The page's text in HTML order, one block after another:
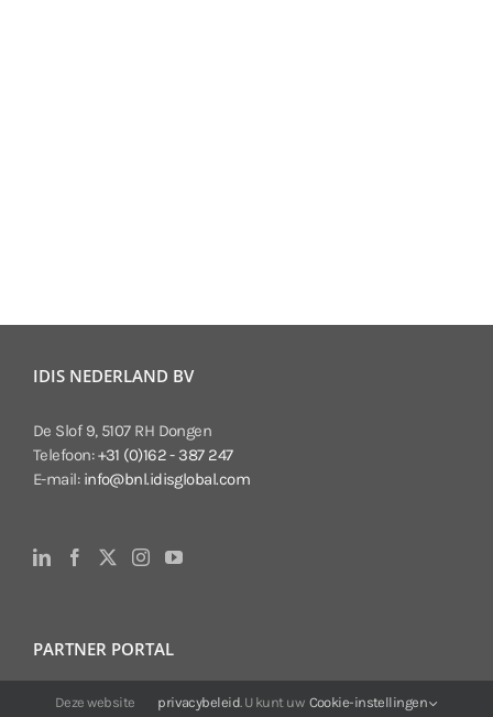
IDIS NEDERLAND BV
De Slof 9, 5107 RH Dongen
Telefoon:+31 (0)162 - 387 247
E-mail: info@bnl.idisglobal.com
PARTNER PORTAL
Voor klanten van IDIS:
Deze website
privacybeleid. U kunt uw Cookie-instellingen